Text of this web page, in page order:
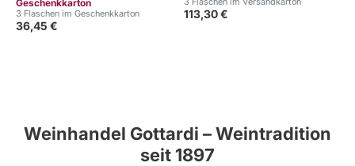
Geschenkkarton
3 Flaschen im Geschenkkarton
36,45 €
113,30 €
Weinhandel Gottardi – Weintradition
seit 1897